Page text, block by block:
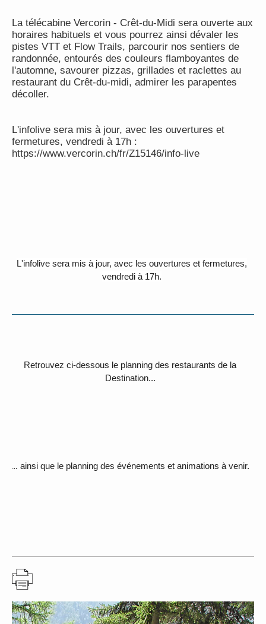
La télécabine Vercorin - Crêt-du-Midi sera ouverte aux
horaires habituels et vous pourrez ainsi dévaler les
pistes VTT et Flow Trails, parcourir nos sentiers de
randonnée, entourés des couleurs flamboyantes de
l'automne, savourer pizzas, grillades et raclettes au
restaurant du Crêt-du-midi, admirer les parapentes
décoller.
L'infolive sera mis à jour, avec les ouvertures et
fermetures, vendredi à 17h :
https://www.vercorin.ch/fr/Z15146/info-live
L'infolive sera mis à jour, avec les ouvertures et fermetures,
vendredi à 17h.
Retrouvez ci-dessous le planning des restaurants de la
Destination...
... ainsi que le planning des événements et animations à venir.